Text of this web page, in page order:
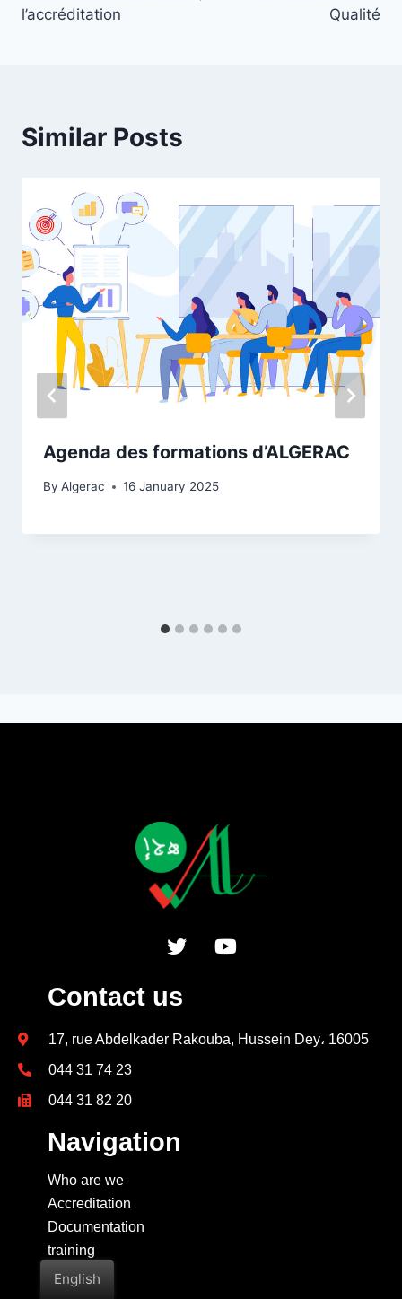
l’accréditation
Qualité
Similar Posts
Agenda des formations d’ALGERAC
By Algerac 16 January 2025
Contact us
17, rue Abdelkader Rakouba, Hussein Dey، 16005
044 31 74 23
044 31 82 20
Navigation
Who are we
Accreditation
Documentation
training
contact
English